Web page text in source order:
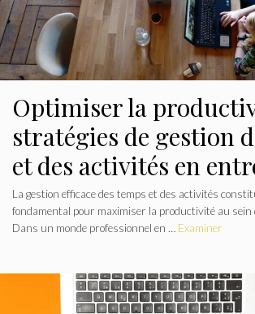
Optimiser la
stratégies de gestion
et des activités en
La gestion efficace des temps et des activités
fondamental pour maximiser la productivité au sein
Dans un monde professionnel en … Examiner